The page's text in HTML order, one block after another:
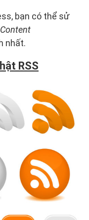
bạn có thể sử
nhất.
RSS